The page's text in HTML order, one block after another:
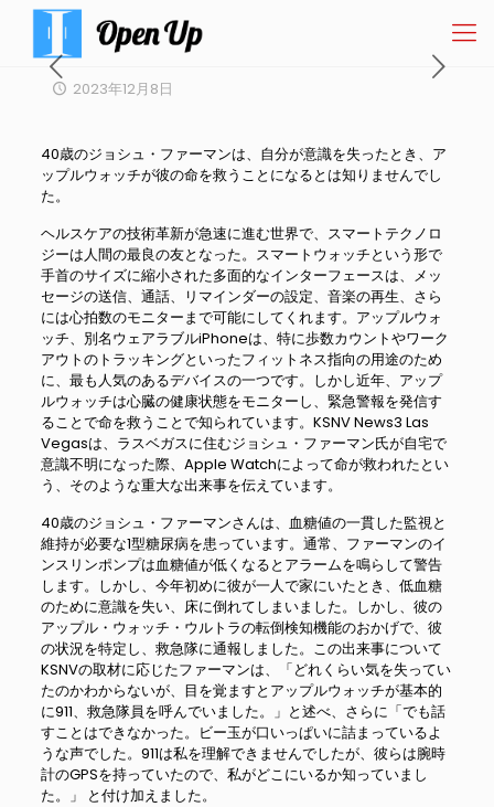
2023年12月8日
40歳のジョシュ・ファーマンは、自分が意識を失ったとき、ア
ップルウォッチが彼の命を救うことになるとは知りませんでし
た。
ヘルスケアの技術革新が急速に進む世界で、スマートテクノロ
ジーは人間の最良の友となった。スマートウォッチという形で
手首のサイズに縮小された多面的なインターフェースは、メッ
セージの送信、通話、リマインダーの設定、音楽の再生、さら
には心拍数のモニターまで可能にしてくれます。アップルウォ
ッチ、別名ウェアラブルiPhoneは、特に歩数カウントやワーク
アウトのトラッキングといったフィットネス指向の用途のため
に、最も人気のあるデバイスの一つです。しかし近年、アップ
ルウォッチは心臓の健康状態をモニターし、緊急警報を発信す
ることで命を救うことで知られています。KSNV News3 Las
Vegasは、ラスベガスに住むジョシュ・ファーマン氏が自宅で
意識不明になった際、Apple Watchによって命が救われたとい
う、そのような重大な出来事を伝えています。
40歳のジョシュ・ファーマンさんは、血糖値の一貫した監視と
維持が必要な1型糖尿病を患っています。通常、ファーマンのイ
ンスリンポンプは血糖値が低くなるとアラームを鳴らして警告
します。しかし、今年初めに彼が一人で家にいたとき、低血糖
のために意識を失い、床に倒れてしまいました。しかし、彼の
アップル・ウォッチ・ウルトラの転倒検知機能のおかげで、彼
の状況を特定し、救急隊に通報しました。この出来事について
KSNVの取材に応じたファーマンは、「どれくらい気を失ってい
たのかわからないが、目を覚ますとアップルウォッチが基本的
に911、救急隊員を呼んでいました。」と述べ、さらに「でも話
すことはできなかった。ビー玉が口いっぱいに詰まっているよ
うな声でした。911は私を理解できませんでしたが、彼らは腕時
計のGPSを持っていたので、私がどこにいるか知っていまし
た。」 と付け加えました。